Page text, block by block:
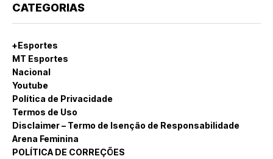
CATEGORIAS
+Esportes
MT Esportes
Nacional
Youtube
Política de Privacidade
Termos de Uso
Disclaimer – Termo de Isenção de Responsabilidade
Arena Feminina
POLÍTICA DE CORREÇÕES